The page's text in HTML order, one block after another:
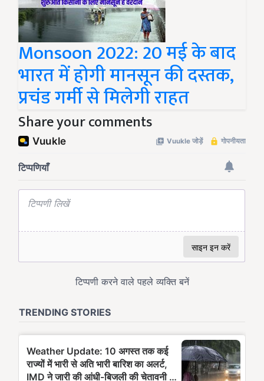
Monsoon 2022: 20 मई के बाद
भारत में होगी मानसून की दस्तक,
प्रचंड गर्मी से मिलेगी राहत
Share your comments